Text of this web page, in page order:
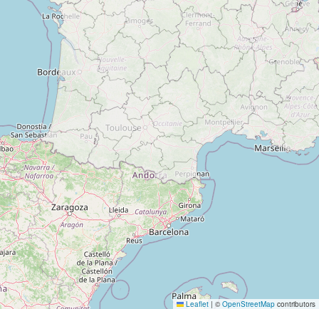
Leaflet | © OpenStreetMap contributors